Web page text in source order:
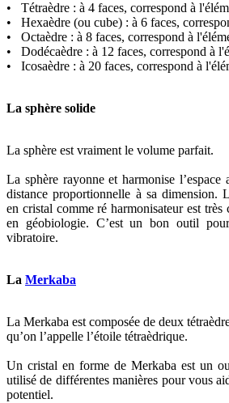
• Tétraèdre : à 4 faces, correspond à
• Hexaèdre (ou cube) : à 6 faces,
• Octaèdre : à 8 faces, correspond à
• Dodécaèdre : à 12 faces, correspond à
• Icosaèdre : à 20 faces, correspond à
La sphère solide
La sphère est vraiment le volume parfait.
La sphère rayonne et harmonise l’espace
distance proportionnelle à sa dimension.
en cristal comme ré harmonisateur est
en géobiologie. C’est un bon outil
vibratoire.
La Merkaba
La Merkaba est composée de deux
qu’on l’appelle l’étoile tétraèdrique.
Un cristal en forme de Merkaba est un
utilisé de différentes manières pour vous
potentiel.